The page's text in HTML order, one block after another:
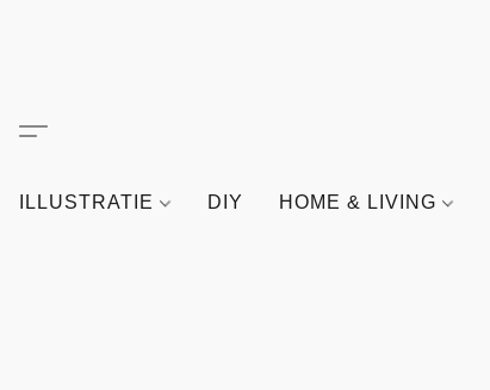
ILLUSTRATIE DIY HOME & LIVING